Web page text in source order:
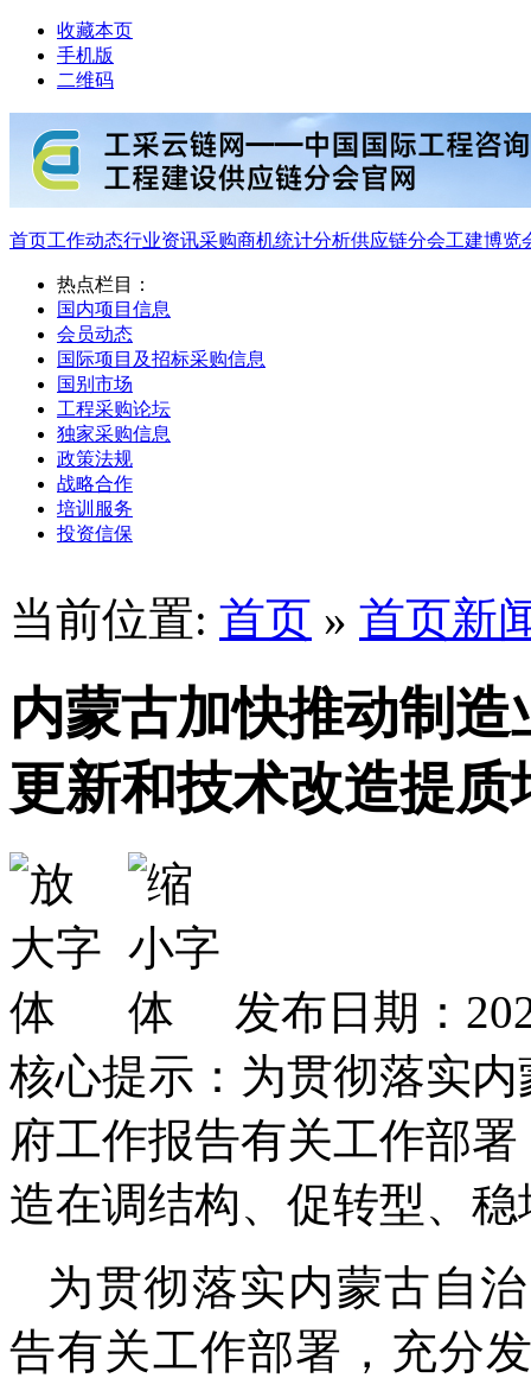
收藏本页
手机版
二维码
首页工作动态行业资讯采购商机统计分析供应链分会工建博览
热点栏目：
国内项目信息
会员动态
国际项目及招标采购信息
国别市场
工程采购论坛
独家采购信息
政策法规
战略合作
培训服务
投资信保
当前位置: 首页 » 首页新
内蒙古加快推动制
更新和技术改造提
发布日期：
核心提示：为贯彻落实
府工作报告有关工作部
造在调结构、促转型、
为贯彻落实内蒙古自
告有关工作部署，充分